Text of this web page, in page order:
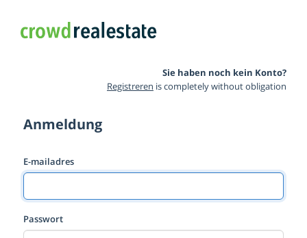
Sie haben noch kein Konto?
Registreren is completely without obligation
Anmeldung
E-mailadres
Passwort